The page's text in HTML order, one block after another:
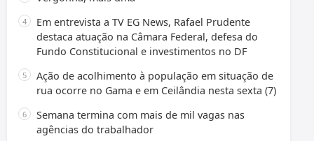
Em entrevista a TV EG News, Rafael Prudente
destaca atuação na Câmara Federal, defesa do
Fundo Constitucional e investimentos no DF
Ação de acolhimento à população em situação de
rua ocorre no Gama e em Ceilândia nesta sexta (7)
Semana termina com mais de mil vagas nas
agências do trabalhador